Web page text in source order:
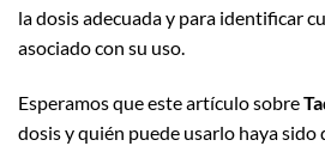
la dosis adecuada y para identificar
asociado con su uso.
Esperamos que este artículo sobre
dosis y quién puede usarlo haya